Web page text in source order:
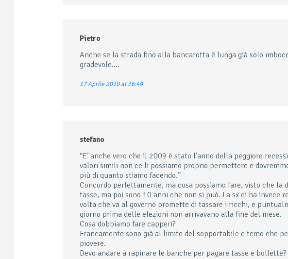
Pietro
Anche se la strada fino alla bancarotta è lunga già solo
gradevole….
17 Aprile 2010 at 16:49
stefano
“E’ anche vero che il 2009 è stato l’anno della peggiore
valori simili non ce li possiamo proprio permettere e
più di quanto stiamo facendo.”
Concordo perfettamente, ma cosa possiamo fare, visto che la
tasse, ma poi sono 10 anni che non si può. La sx ci ha invece
volta che va al governo promette di tassare i ricchi, e
giorno prima delle elezioni non arrivavano alla fine del mese.
Cosa dobbiamo fare capperi?
Francamente sono già al limite del sopportabile e temo che
piovere.
Devo andare a rapinare le banche per pagare tasse e bollette?